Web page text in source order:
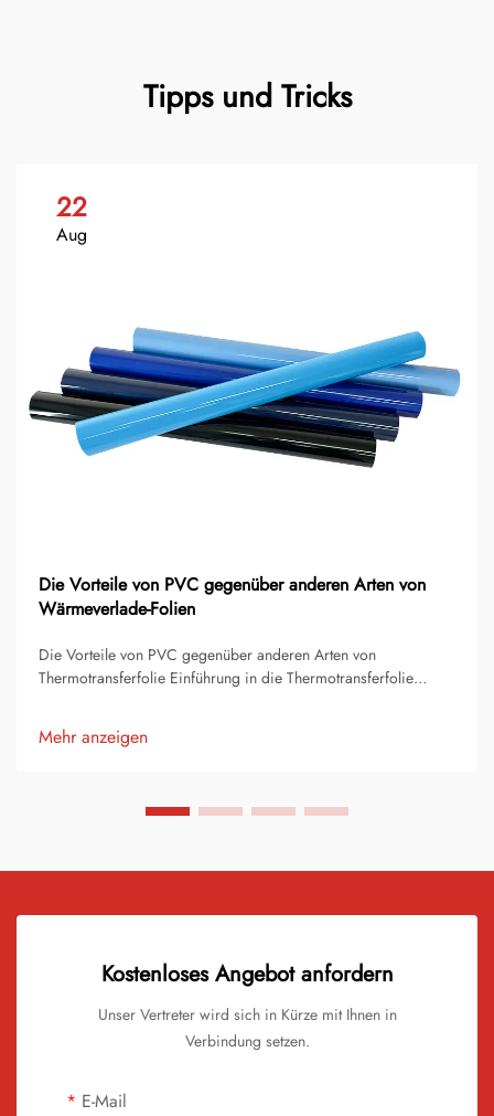
Tipps und Tricks
22
Aug
Die Vorteile von PVC gegenüber anderen Arten von
Wärmeverlade-Folien
Die Vorteile von PVC gegenüber anderen Arten von
Thermotransferfolie Einführung in die Thermotransferfolie
Individualisierung von Bekleidung, Accessoires und
Werbeartikeln. Es handelt sich um ein dünnes, flexibles
Mehr anzeigen
Kostenloses Angebot anfordern
Unser Vertreter wird sich in Kürze mit Ihnen in
Verbindung setzen.
E-Mail